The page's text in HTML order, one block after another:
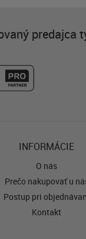
predajca
INFORMÁCIE
O nás
Prečo nakupovať u
Postup pri
Kontakt